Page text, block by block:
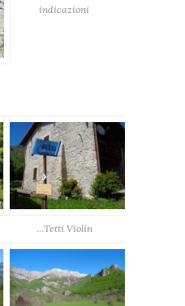
indicazioni
…Tetti Violin